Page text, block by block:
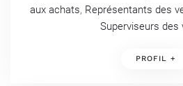
aux achats, Représentants des
Superviseurs des
PROFIL +